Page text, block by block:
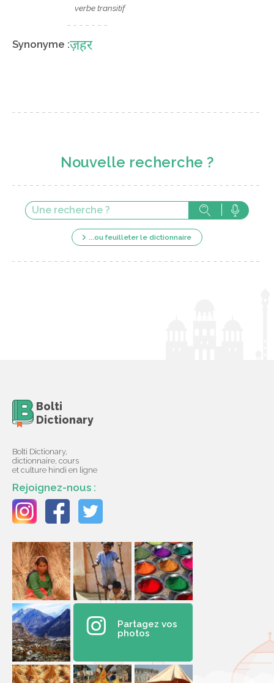
verbe transitif
Synonyme :ज़हर
Nouvelle recherche ?
...ou feuilleter le dictionnaire
Bolti
Dictionary
Bolti Dictionary,
dictionnaire, cours
et culture hindi en ligne
Rejoignez-nous :
Partagez vos
photos